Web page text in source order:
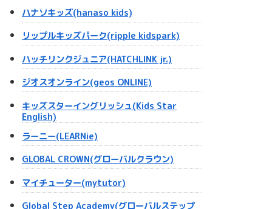
ハナソキッズ(hanaso kids)
リップルキッズパーク(ripple kidspark)
ハッチリンクジュニア(HATCHLINK jr.)
ジオスオンライン(geos ONLINE)
キッズスターイングリッシュ(Kids Star
English)
ラーニー(LEARNie)
GLOBAL CROWN(グローバルクラウン)
マイチューター(mytutor)
Global Step Academy(グローバルステップ